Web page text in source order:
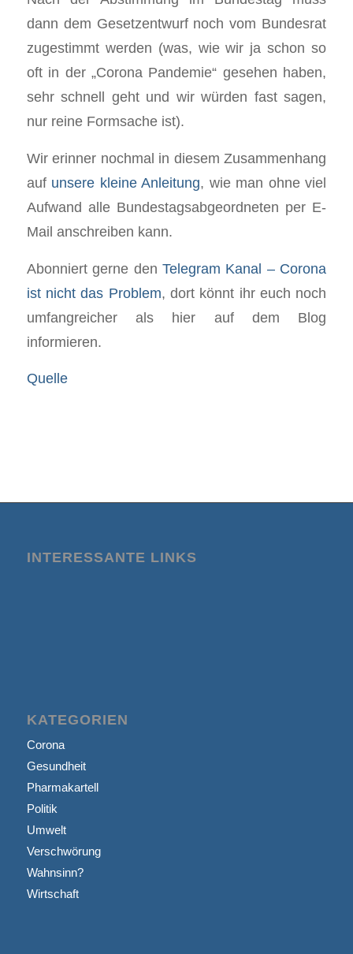
dann dem Gesetzentwurf noch vom Bundesrat
zugestimmt werden (was, wie wir ja schon so
oft in der „Corona Pandemie“ gesehen haben,
sehr schnell geht und wir würden fast sagen,
nur reine Formsache ist).
Wir erinner nochmal in diesem Zusammenhang
auf unsere kleine Anleitung, wie man ohne viel
Aufwand alle Bundestagsabgeordneten per E-
Mail anschreiben kann.
Abonniert gerne den Telegram Kanal – Corona
ist nicht das Problem, dort könnt ihr euch noch
umfangreicher als hier auf dem Blog
informieren.
Quelle
INTERESSANTE LINKS
KATEGORIEN
Corona
Gesundheit
Pharmakartell
Politik
Umwelt
Verschwörung
Wahnsinn?
Wirtschaft